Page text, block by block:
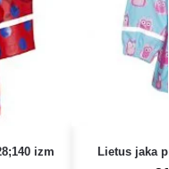
izm Lietus jaka